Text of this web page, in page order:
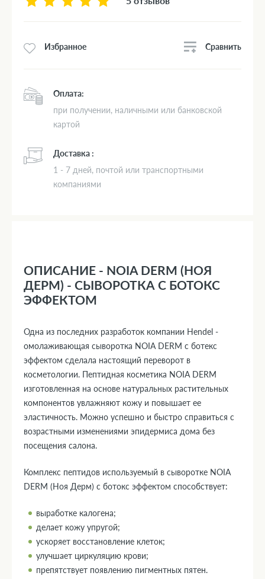
Избранное Сравнить
Оплата:
при получении, наличными или банковской
картой
Доставка :
1 - 7 дней, почтой или транспортными
компаниями
ОПИСАНИЕ - NOIA DERM (НОЯ
ДЕРМ) - СЫВОРОТКА С БОТОКС
ЭФФЕКТОМ
Одна из последних разработок компании Hendel -
омолаживающая сыворотка NOIA DERM с ботекс
эффектом сделала настоящий переворот в
косметологии. Пептидная косметика NOIA DERM
изготовленная на основе натуральных растительных
компонентов увлажняют кожу и повышает ее
эластичность. Можно успешно и быстро справиться с
возрастными изменениями эпидермиса дома без
посещения салона.
Комплекс пептидов используемый в сыворотке NOIA
DERM (Ноя Дерм) с ботокс эффектом способствует:
выработке калогена;
делает кожу упругой;
ускоряет восстановление клеток;
улучшает циркуляцию крови;
препятствует появлению пигментных пятен.